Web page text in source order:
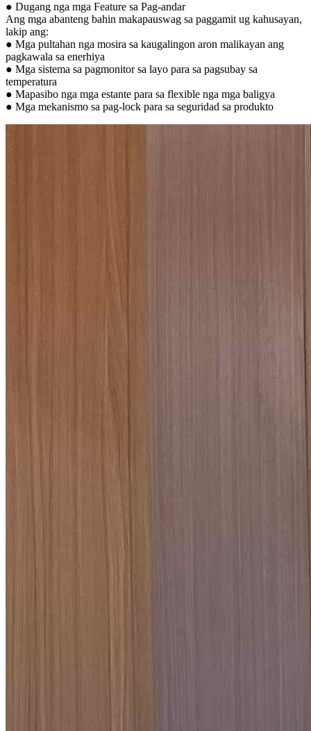
● Dugang nga mga Feature sa Pag-andar
Ang mga abanteng bahin makapauswag sa paggamit ug kahusayan,
lakip ang:
● Mga pultahan nga mosira sa kaugalingon aron malikayan ang
pagkawala sa enerhiya
● Mga sistema sa pagmonitor sa layo para sa pagsubay sa
temperatura
● Mapasibo nga mga estante para sa flexible nga mga baligya
● Mga mekanismo sa pag-lock para sa seguridad sa produkto